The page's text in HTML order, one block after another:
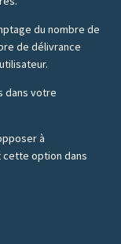
du nombre de
de délivrance
dans votre
à
option dans